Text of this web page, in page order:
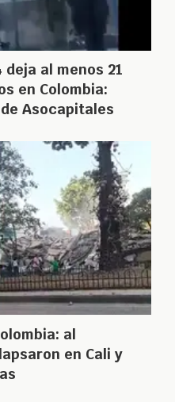
al menos 21
en Colombia:
Asocapitales
al
en Cali y